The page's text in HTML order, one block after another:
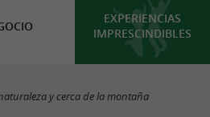
EXPERIENCIAS
IMPRESCINDIBLES
y cerca de la montaña